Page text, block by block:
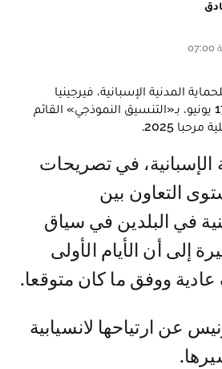
المدنية الإسبانية، فيرجينيا
باركونيس، يوم الثلاثاء 17 يونيو، بـ«التنسيق النموذجي» القائم
2025.
التعاون بين
في البلدين في سياق
إلى أن الأيام الأولى
ووفق ما كان متوقعا.
عن ارتياحها لانسيابية